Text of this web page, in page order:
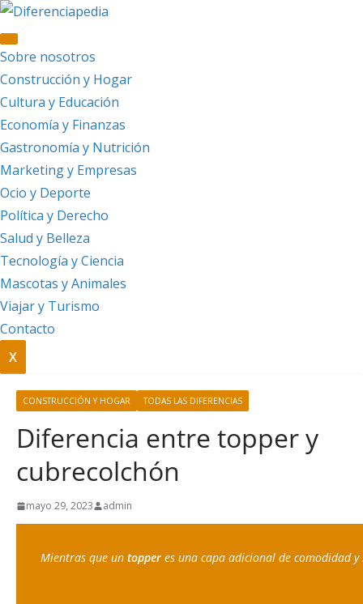
Saltar
al
contenido
Sobre nosotros
Construcción y Hogar
Cultura y Educación
Economía y Finanzas
Gastronomía y Nutrición
Marketing y Empresas
Ocio y Deporte
Política y Derecho
Salud y Belleza
Tecnología y Ciencia
Mascotas y Animales
Viajar y Turismo
Contacto
X
CONSTRUCCIÓN Y HOGAR TODAS LAS DIFERENCIAS
Diferencia entre topper y
cubrecolchón
mayo 29, 2023 admin
Mientras que un topper es una capa adicional de comodidad